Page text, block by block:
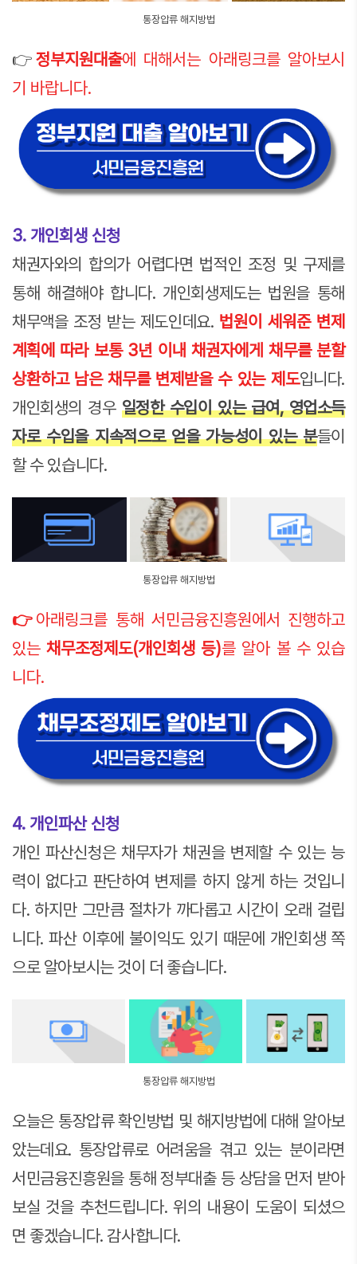
통장압류 해지방법
👉정부지원대출에 대해서는 아래링크를 알아보시
기 바랍니다.
3. 개인회생 신청
채권자와의 합의가 어렵다면 법적인 조정 및 구제를
통해 해결해야 합니다. 개인회생제도는 법원을 통해
채무액을 조정 받는 제도인데요. 법원이 세워준 변제
계획에 따라 보통 3년 이내 채권자에게 채무를 분할
상환하고 남은 채무를 변제받을 수 있는 제도입니다.
개인회생의 경우 일정한 수입이 있는 급여, 영업소득
자로 수입을 지속적으로 얻을 가능성이 있는 분들이
할 수 있습니다.
통장압류 해지방법
👉 아래링크를 통해 서민금융진흥원에서 진행하고
있는채무조정제도(개인회생 등)를 알아 볼 수 있습
니다.
4. 개인파산 신청
개인 파산신청은 채무자가 채권을 변제할 수 있는 능
력이 없다고 판단하여 변제를 하지 않게 하는 것입니
다. 하지만 그만큼 절차가 까다롭고 시간이 오래 걸립
니다. 파산 이후에 불이익도 있기 때문에 개인회생 쪽
으로 알아보시는 것이 더 좋습니다.
통장압류 해지방법
오늘은 통장압류 확인방법 및 해지방법에 대해 알아보
았는데요. 통장압류로 어려움을 겪고 있는 분이라면
서민금융진흥원을 통해 정부대출 등 상담을 먼저 받아
보실 것을 추천드립니다. 위의 내용이 도움이 되셨으
면 좋겠습니다. 감사합니다.